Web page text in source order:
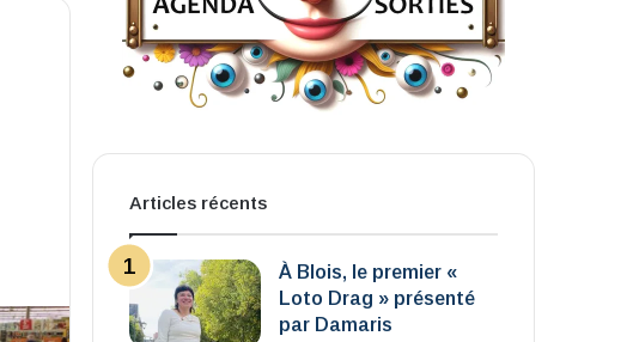
Articles récents
À Blois, le premier «
Loto Drag » présenté
par Damaris